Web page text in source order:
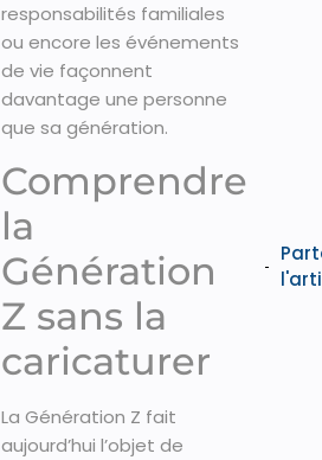
responsabilités familiales
ou encore les événements
de vie façonnent
davantage une personne
que sa génération.
Comprendre
la
Génération
Z sans la
caricaturer
La Génération Z fait
aujourd’hui l’objet de